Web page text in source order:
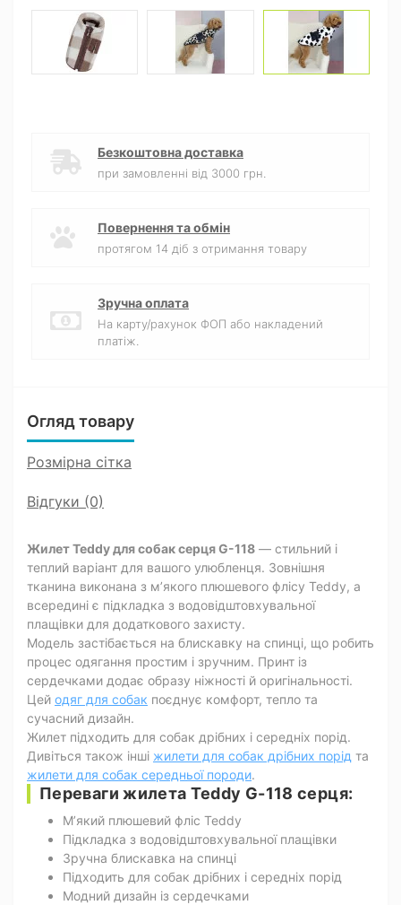
Безкоштовна доставка
при замовленні від 3000 грн.
Повернення та обмін
протягом 14 діб з отримання товару
Зручна оплата
На карту/рахунок ФОП або накладений
платіж.
Огляд товару
Розмірна сітка
Відгуки (0)
Жилет Teddy для собак серця G-118 — стильний і
теплий варіант для вашого улюбленця. Зовнішня
тканина виконана з м’якого плюшевого флісу Teddy, а
всередині є підкладка з водовідштовхувальної
плащівки для додаткового захисту.
Модель застібається на блискавку на спинці, що робить
процес одягання простим і зручним. Принт із
сердечками додає образу ніжності й оригінальності.
Цей одяг для собак поєднує комфорт, тепло та
сучасний дизайн.
Жилет підходить для собак дрібних і середніх порід.
Дивіться також інші жилети для собак дрібних порід та
жилети для собак середньої породи.
Переваги жилета Teddy G-118 серця:
М’який плюшевий фліс Teddy
Підкладка з водовідштовхувальної плащівки
Зручна блискавка на спинці
Підходить для собак дрібних і середніх порід
Модний дизайн із сердечками